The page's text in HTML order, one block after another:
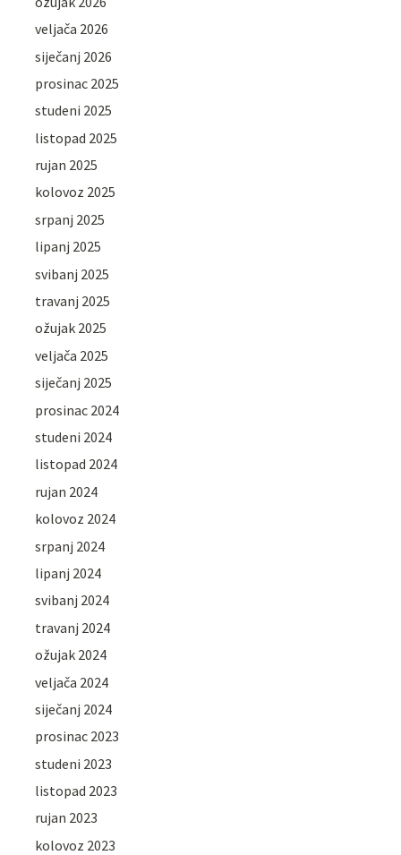
veljača 2026
siječanj 2026
prosinac 2025
studeni 2025
listopad 2025
rujan 2025
kolovoz 2025
srpanj 2025
lipanj 2025
svibanj 2025
travanj 2025
ožujak 2025
veljača 2025
siječanj 2025
prosinac 2024
studeni 2024
listopad 2024
rujan 2024
kolovoz 2024
srpanj 2024
lipanj 2024
svibanj 2024
travanj 2024
ožujak 2024
veljača 2024
siječanj 2024
prosinac 2023
studeni 2023
listopad 2023
rujan 2023
kolovoz 2023